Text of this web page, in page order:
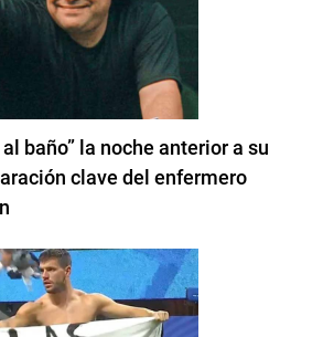
baño” la noche anterior a su
clave del enfermero